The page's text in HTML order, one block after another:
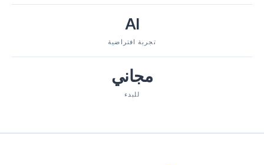
AI
تجربة افتراضية
مجاني
للبدء